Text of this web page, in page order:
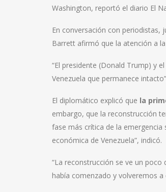
Washington, reportó el diario El
En conversación con periodistas,
Barrett afirmó que la atención a
“El presidente (Donald Trump) y
Venezuela que permanece
El diplomático explicó que la
embargo, que la reconstrucción
fase más crítica de la emergencia
económica de Venezuela”, indicó.
“La reconstrucción se ve un
había comenzado y volveremos